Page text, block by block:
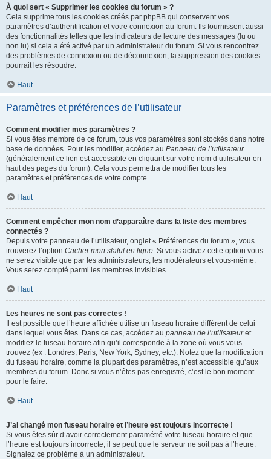
À quoi sert « Supprimer les cookies du forum » ?
Cela supprime tous les cookies créés par phpBB qui conservent vos
paramètres d’authentification et votre connexion au forum. Ils fournissent aussi
des fonctionnalités telles que les indicateurs de lecture des messages (lu ou
non lu) si cela a été activé par un administrateur du forum. Si vous rencontrez
des problèmes de connexion ou de déconnexion, la suppression des cookies
pourrait les résoudre.
Haut
Paramètres et préférences de l’utilisateur
Comment modifier mes paramètres ?
Si vous êtes membre de ce forum, tous vos paramètres sont stockés dans notre
base de données. Pour les modifier, accédez au Panneau de l’utilisateur
(généralement ce lien est accessible en cliquant sur votre nom d’utilisateur en
haut des pages du forum). Cela vous permettra de modifier tous les
paramètres et préférences de votre compte.
Haut
Comment empêcher mon nom d’apparaître dans la liste des membres
connectés ?
Depuis votre panneau de l’utilisateur, onglet « Préférences du forum », vous
trouverez l’option Cacher mon statut en ligne. Si vous activez cette option vous
ne serez visible que par les administrateurs, les modérateurs et vous-même.
Vous serez compté parmi les membres invisibles.
Haut
Les heures ne sont pas correctes !
Il est possible que l’heure affichée utilise un fuseau horaire différent de celui
dans lequel vous êtes. Dans ce cas, accédez au panneau de l’utilisateuret
modifiez le fuseau horaire afin qu’il corresponde à la zone où vous vous
trouvez (ex : Londres, Paris, New York, Sydney, etc.). Notez que la modification
du fuseau horaire, comme la plupart des paramètres, n’est accessible qu’aux
membres du forum. Donc si vous n’êtes pas enregistré, c’est le bon moment
pour le faire.
Haut
J’ai changé mon fuseau horaire et l’heure est toujours incorrecte !
Si vous êtes sûr d’avoir correctement paramétré votre fuseau horaire et que
l’heure est toujours incorrecte, il se peut que le serveur ne soit pas à l’heure.
Signalez ce problème à un administrateur.